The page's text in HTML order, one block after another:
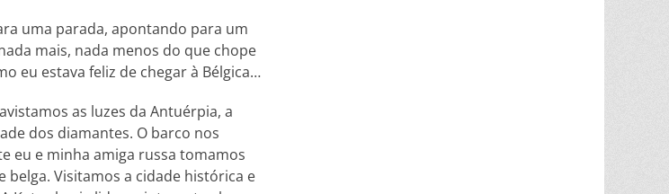
uma parada, apontando para um
mais, nada menos do que chope
eu estava feliz de chegar à Bélgica…
as luzes da Antuérpia, a
dos diamantes. O barco nos
eu e minha amiga russa tomamos
Visitamos a cidade histórica e